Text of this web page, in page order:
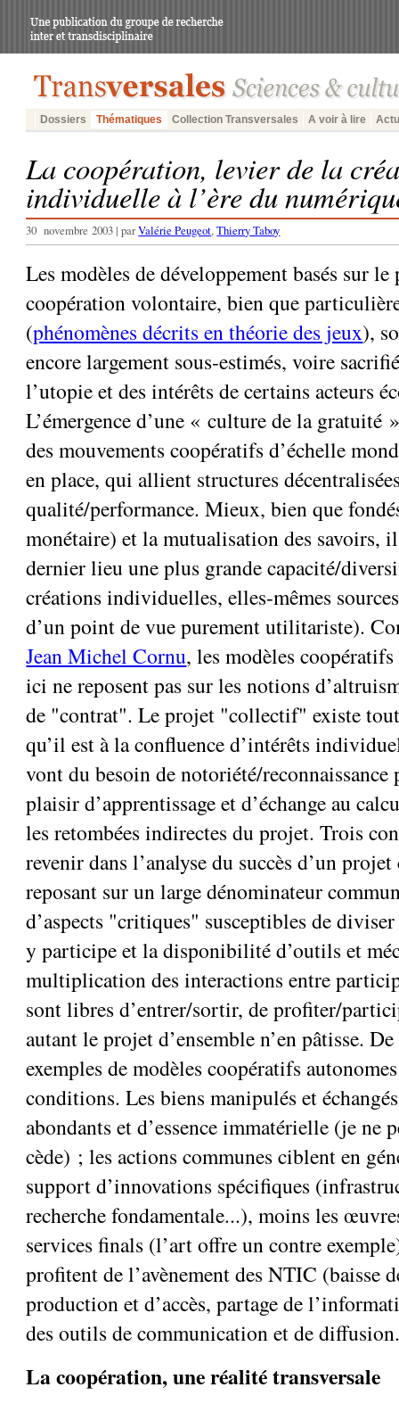
Dossiers Thématiques Collection Transversales A voir à lire
La coopération, levier de la
individuelle à l’ère du
30 novembre 2003 | parValérie Peugeot,Thierry Taboy
Les modèles de développement basés sur
coopération volontaire, bien que
(phénomènes décrits en théorie des jeux),
encore largement sous-estimés, voire
l’utopie et des intérêts de certains acteurs
L’émergence d’une « culture de la gratuité
des mouvements coopératifs d’échelle
en place, qui allient structures
qualité/performance. Mieux, bien que
monétaire) et la mutualisation des savoirs,
dernier lieu une plus grande capacité/
créations individuelles, elles-mêmes
d’un point de vue purement utilitariste).
Jean Michel Cornu, les modèles
ici ne reposent pas sur les notions
de "contrat". Le projet "collectif" existe
qu’il est à la confluence d’intérêts
vont du besoin de notoriété/reconnaissance
plaisir d’apprentissage et d’échange au
les retombées indirectes du projet. Trois
revenir dans l’analyse du succès d’un
reposant sur un large dénominateur
d’aspects "critiques" susceptibles de
y participe et la disponibilité d’outils et
multiplication des interactions entre
sont libres d’entrer/sortir, de profiter/
autant le projet d’ensemble n’en pâtisse.
exemples de modèles coopératifs
conditions. Les biens manipulés et
abondants et d’essence immatérielle (je ne
cède) ; les actions communes ciblent en
support d’innovations spécifiques
recherche fondamentale...), moins les
services finals (l’art offre un contre
profitent de l’avènement des NTIC (baisse
production et d’accès, partage de
des outils de communication et de
La coopération, une réalité transversale